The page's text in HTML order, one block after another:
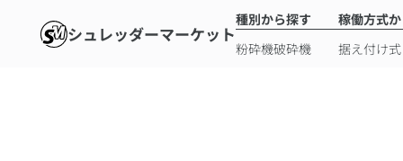
シュレッダーマーケット
種別から探す
粉砕機破砕機
稼働方式
据え付け式